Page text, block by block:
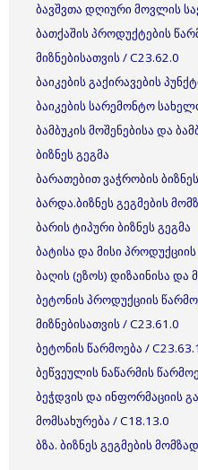
ბავშვთა დღიური მოვლის
ბათქაშის პროდუქტების
მიზნებისათვის / C23.62.0
ბაიკების გაქირავების
ბაიკების სარემონტო
ბამბუკის მოშენებისა და
ბიზნეს გეგმა
ბარათებით ვაჭრობის
ბარდა.ბიზნეს გეგმების
ბარის ტიპური ბიზნეს გეგმა
ბატისა და მისი
ბაღის (ეზოს) დიზაინისა და
ბეტონის პროდუქციის
მიზნებისათვის / C23.61.0
ბეტონის წარმოება / C23.63.1
ბეწვეულის ნაწარმის
ბეჭდვის და ინფორმაციის
მომსახურება / C18.13.0
ბზა. ბიზნეს გეგმების